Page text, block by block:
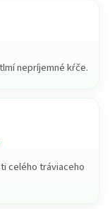
nepríjemné kŕče.
celého tráviaceho